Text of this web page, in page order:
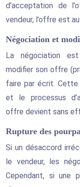
d’acceptation de
vendeur, l’offre est
Négociation et
La négociation
modifier son offre
faire par écrit.
et le processus
offre devient sans
Rupture des
Si un désaccord
le vendeur, les
Cependant, si une